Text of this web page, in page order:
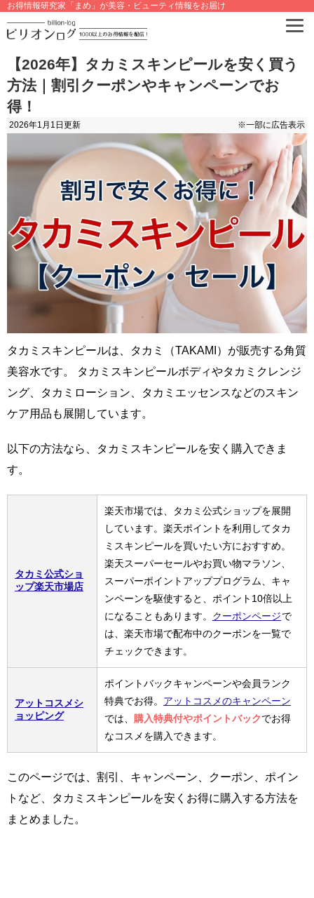
お得情報研究家「まめ」が美容・ビューティ情報をお届け
【2026年】タカミスキンピールを安く買う
方法｜割引クーポンやキャンペーンでお
得！
2026年1月1日 更新 ※一部に広告表示
タカミスキンピールは、タカミ（TAKAMI）が販売する角質
美容水です。 タカミスキンピールボディやタカミクレンジ
ング、タカミローション、タカミエッセンスなどのスキン
ケア用品も展開しています。
以下の方法なら、タカミスキンピールを安く購入できま
す。
タカミ公式ショ
ップ楽天市場店
楽天市場では、タカミ公式ショップを展開
しています。楽天ポイントを利用してタカ
ミスキンピールを買いたい方におすすめ。
楽天スーパーセールやお買い物マラソン、
スーパーポイントアッププログラム、キャ
ンペーンを駆使すると、ポイント10倍以上
になることもあります。 クーポンページで
は、楽天市場で配布中のクーポンを一覧で
チェックできます。
アットコスメシ
ョッピング
ポイントバックキャンペーンや会員ランク
特典でお得。 アットコスメのキャンペーン
では、 購入特典付やポイントバックでお得
なコスメを購入できます。
このページでは、割引、キャンペーン、クーポン、ポイン
トなど、タカミスキンピールを安くお得に購入する方法を
まとめました。